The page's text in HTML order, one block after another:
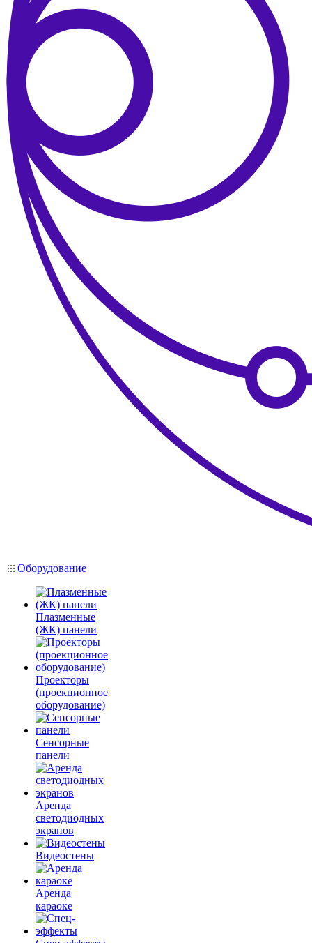
Оборудование
Плазменные
(ЖК) панели
Проекторы
(проекционное
оборудование)
Сенсорные
панели
Аренда
светодиодных
экранов
Видеостены
Аренда
караоке